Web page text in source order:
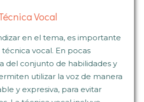
Vocal
en el tema, es importante
vocal. En pocas
del conjunto de habilidades y
utilizar la voz de manera
y expresiva, para evitar